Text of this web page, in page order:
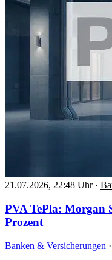
21.07.2026, 22:48 Uhr ·
PVA TePla: Morgan
Prozent
Banken & Versicherungen ·